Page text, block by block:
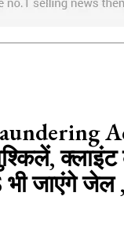
जाएंगे जेल ,